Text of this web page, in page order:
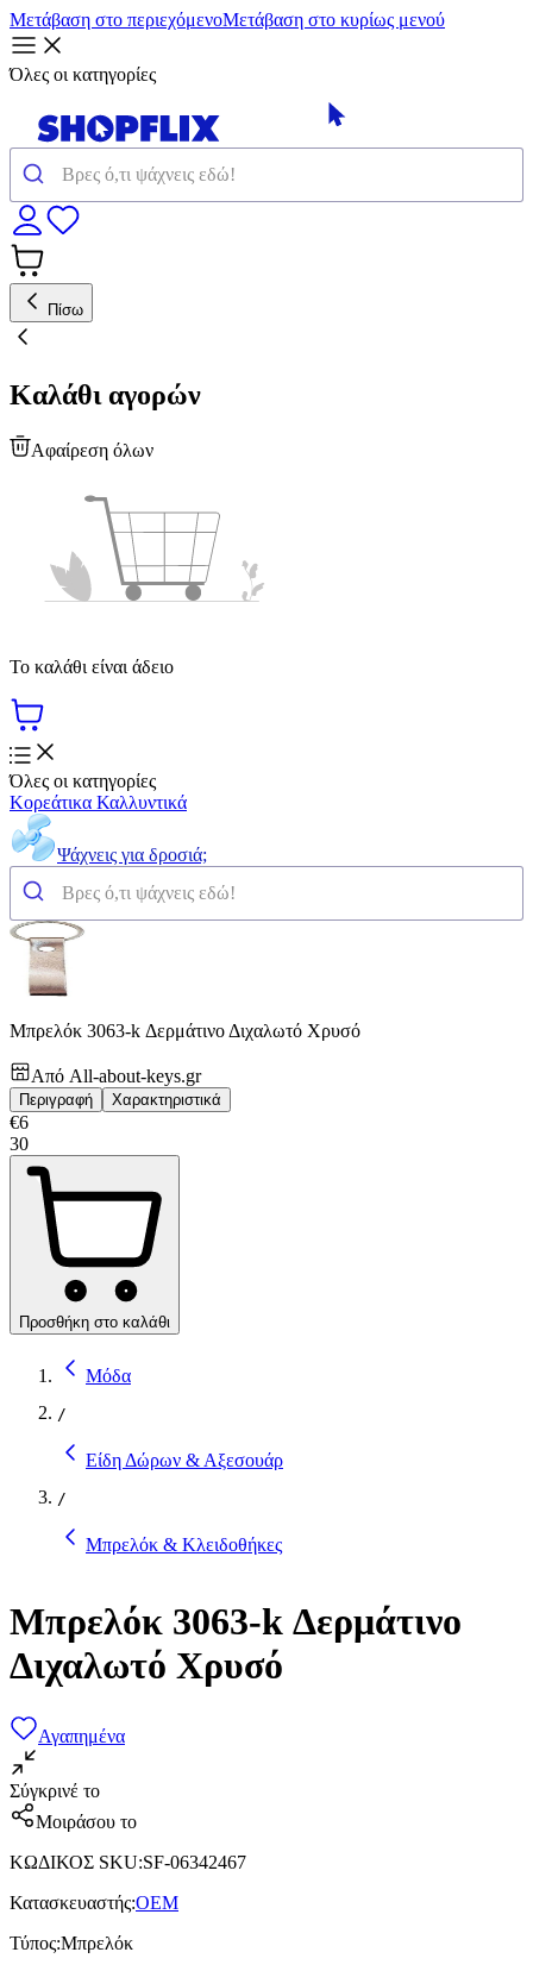
Μετάβαση στο περιεχόμενοΜετάβαση στο κυρίως μενού
Όλες οι κατηγορίες
Πίσω
Καλάθι αγορών
Αφαίρεση όλων
Το καλάθι είναι άδειο
Όλες οι κατηγορίες
Κορεάτικα Καλλυντικά
Ψάχνεις για δροσιά;
Μπρελόκ 3063-k Δερμάτινο Διχαλωτό Χρυσό
Από All-about-keys.gr
Περιγραφή Χαρακτηριστικά
€6
30
Προσθήκη στο καλάθι
Μόδα
/
Είδη Δώρων & Αξεσουάρ
/
Μπρελόκ & Κλειδοθήκες
Μπρελόκ 3063-k Δερμάτινο
Διχαλωτό Χρυσό
Αγαπημένα
Σύγκρινέ το
Μοιράσου το
ΚΩΔΙΚΟΣ SKU:SF-06342467
Κατασκευαστής:OEM
Τύπος:Μπρελόκ